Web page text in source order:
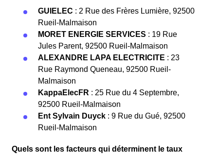
GUIELEC : 2 Rue des Frères Lumière, 92500
Rueil-Malmaison
MORET ENERGIE SERVICES : 19 Rue
Jules Parent, 92500 Rueil-Malmaison
ALEXANDRE LAPA ELECTRICITE : 23
Rue Raymond Queneau, 92500 Rueil-
Malmaison
KappaElecFR : 25 Rue du 4 Septembre,
92500 Rueil-Malmaison
Ent Sylvain Duyck : 9 Rue du Gué, 92500
Rueil-Malmaison
Quels sont les facteurs qui déterminent le taux